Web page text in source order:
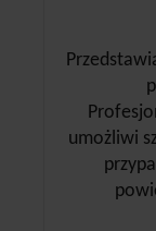
umożliwi